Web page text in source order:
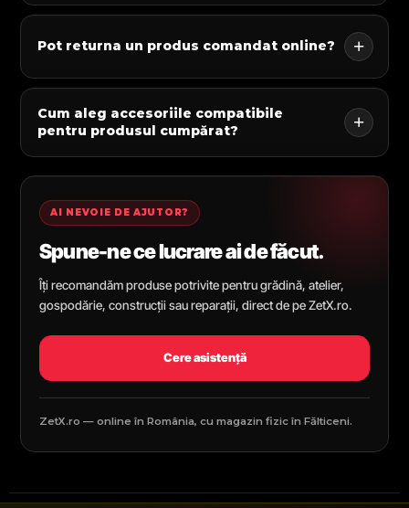
Pot returna un produs comandat online?
Cum aleg accesoriile compatibile
pentru produsul cumpărat?
AI NEVOIE DE AJUTOR?
Spune-ne ce lucrare ai de făcut.
Îți recomandăm produse potrivite pentru grădină, atelier,
gospodărie, construcții sau reparații, direct de pe ZetX.ro.
Cere asistență
ZetX.ro — online în România, cu magazin fizic în Fălticeni.